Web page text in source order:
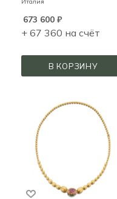
673 600 ₽
+ 67 360 на счёт
В КОРЗИНУ